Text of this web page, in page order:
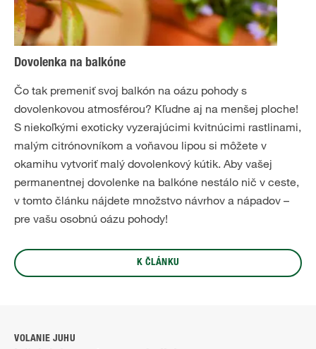
Dovolenka na balkóne
Čo tak premeniť svoj balkón na oázu pohody s
dovolenkovou atmosférou? Kľudne aj na menšej ploche!
S niekoľkými exoticky vyzerajúcimi kvitnúcimi rastlinami,
malým citrónovníkom a voňavou lipou si môžete v
okamihu vytvoriť malý dovolenkový kútik. Aby vašej
permanentnej dovolenke na balkóne nestálo nič v ceste,
v tomto článku nájdete množstvo návrhov a nápadov –
pre vašu osobnú oázu pohody!
K ČLÁNKU
VOLANIE JUHU